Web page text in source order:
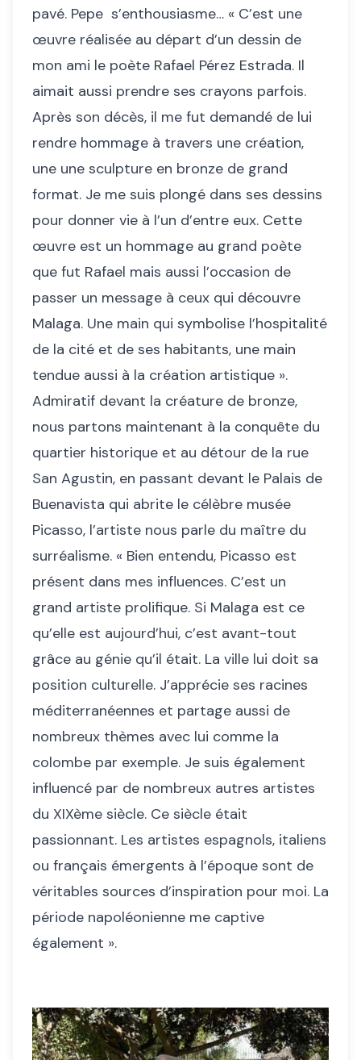
pavé. Pepe s’enthousiasme… « C’est une
œuvre réalisée au départ d’un dessin de
mon ami le poète Rafael Pérez Estrada. Il
aimait aussi prendre ses crayons parfois.
Après son décès, il me fut demandé de lui
rendre hommage à travers une création,
une une sculpture en bronze de grand
format. Je me suis plongé dans ses dessins
pour donner vie à l’un d’entre eux. Cette
œuvre est un hommage au grand poète
que fut Rafael mais aussi l’occasion de
passer un message à ceux qui découvre
Malaga. Une main qui symbolise l’hospitalité
de la cité et de ses habitants, une main
tendue aussi à la création artistique ».
Admiratif devant la créature de bronze,
nous partons maintenant à la conquête du
quartier historique et au détour de la rue
San Agustin, en passant devant le Palais de
Buenavista qui abrite le célèbre musée
Picasso, l’artiste nous parle du maître du
surréalisme. « Bien entendu, Picasso est
présent dans mes influences. C’est un
grand artiste prolifique. Si Malaga est ce
qu’elle est aujourd’hui, c’est avant-tout
grâce au génie qu’il était. La ville lui doit sa
position culturelle. J’apprécie ses racines
méditerranéennes et partage aussi de
nombreux thèmes avec lui comme la
colombe par exemple. Je suis également
influencé par de nombreux autres artistes
du XIXème siècle. Ce siècle était
passionnant. Les artistes espagnols, italiens
ou français émergents à l’époque sont de
véritables sources d’inspiration pour moi. La
période napoléonienne me captive
également ».